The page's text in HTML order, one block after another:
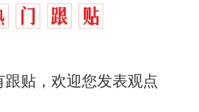
跟贴，欢迎您发表观点